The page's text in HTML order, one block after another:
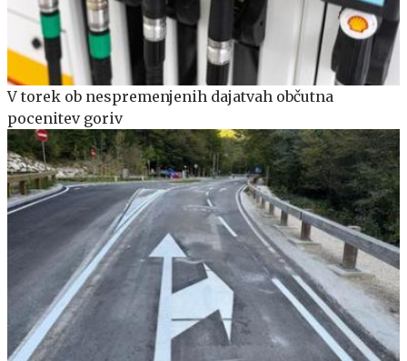
V torek ob nespremenjenih dajatvah občutna
pocenitev goriv